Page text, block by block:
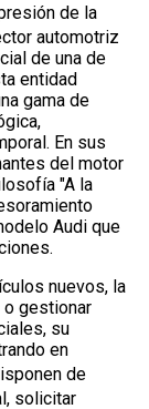
de la
automotriz
de una de
entidad
gama de
En sus
del motor
"A la
Audi que
nuevos, la
o gestionar
su
en
de
solicitar